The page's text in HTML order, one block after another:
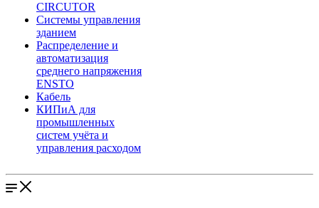
CIRCUTOR
Системы управления
зданием
Распределение и
автоматизация
среднего напряжения
ENSTO
Кабель
КИПиА для
промышленных
систем учёта и
управления расходом